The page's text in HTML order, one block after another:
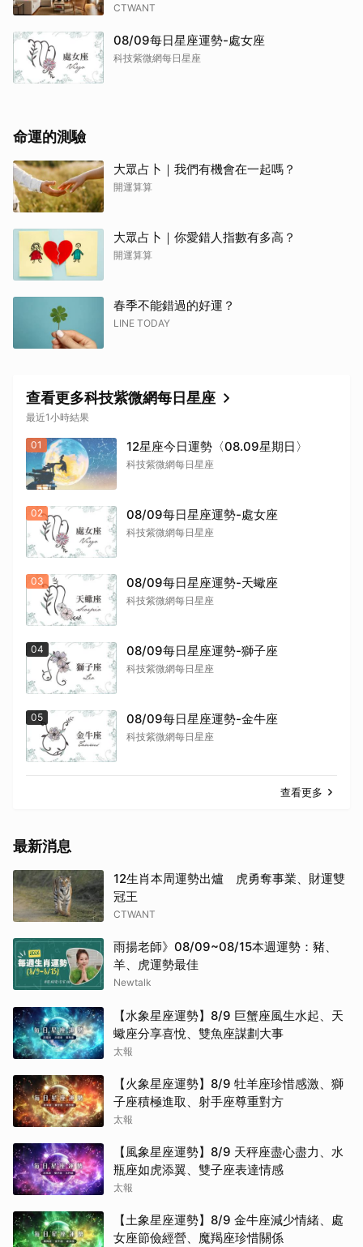
CTWANT
08/09每日星座運勢-處女座
科技紫微網每日星座
命運的測驗
大眾占卜｜我們有機會在一起嗎？
開運算算
大眾占卜｜你愛錯人指數有多高？
開運算算
春季不能錯過的好運？
LINE TODAY
查看更多科技紫微網每日星座
最近1小時結果
01 12星座今日運勢〈08.09星期日〉
科技紫微網每日星座
02 08/09每日星座運勢-處女座
科技紫微網每日星座
03 08/09每日星座運勢-天蠍座
科技紫微網每日星座
04 08/09每日星座運勢-獅子座
科技紫微網每日星座
05 08/09每日星座運勢-金牛座
科技紫微網每日星座
查看更多
最新消息
12生肖本周運勢出爐 虎勇奪事業、財運雙
冠王
CTWANT
雨揚老師》08/09~08/15本週運勢：豬、
羊、虎運勢最佳
Newtalk
【水象星座運勢】8/9 巨蟹座風生水起、天
蠍座分享喜悅、雙魚座謀劃大事
太報
【火象星座運勢】8/9 牡羊座珍惜感激、獅
子座積極進取、射手座尊重對方
太報
【風象星座運勢】8/9 天秤座盡心盡力、水
瓶座如虎添翼、雙子座表達情感
太報
【土象星座運勢】8/9 金牛座減少情緒、處
女座節儉經營、魔羯座珍惜關係